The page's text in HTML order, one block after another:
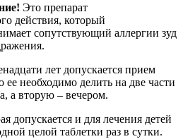
Это препарат
действия, который
сопутствующий аллергии зуд
лет допускается прием
ее необходимо делить на две части
а вторую – вечером.
допускается и для лечения детей
целой таблетки раз в сутки.